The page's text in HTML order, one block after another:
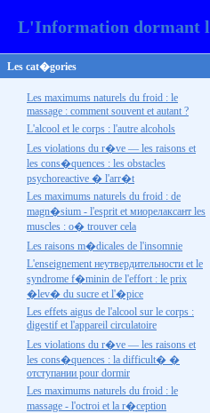
L'Information dormant
Les cat�gories
Les maximums naturels du froid : le
massage : comment souvent et autant ?
L'alcool et le corps : l'autre alcohols
Les violations du r�ve — les raisons et
les cons�quences : les obstacles
psychoreactive � l'arr�t
Les maximums naturels du froid : de
magn�sium - l'esprit et миорелаксант les
muscles : o� trouver cela
Les raisons m�dicales de l'insomnie
L'enseignement неутвердительности et le
syndrome f�minin de l'effort : le prix
�lev� du sucre et l'�pice
Les effets aigus de l'alcool sur le corps :
digestif et l'appareil circulatoire
Les violations du r�ve — les raisons et
les cons�quences : la difficult� �
отступании pour dormir
Les maximums naturels du froid : le
massage - l'octroi et la r�ception